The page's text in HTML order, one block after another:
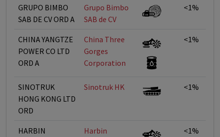
GRUPO BIMBO
SAB DE CV ORD A
Grupo Bimbo
SAB de CV
<1%
CHINA YANGTZE
POWER CO LTD
ORD A
China Three
Gorges
Corporation
<1%
SINOTRUK
HONG KONG LTD
ORD
Sinotruk HK <1%
HARBIN Harbin <1%